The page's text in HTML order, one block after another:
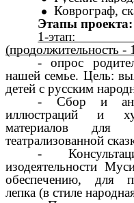
Коврограф,
Этапы проекта:
1-этап:
(продолжительность -
- опрос
нашей семье. Цель:
детей с русским
- Сбор и
иллюстраций и
материалов для
театрализованной
-
изодеятельности
обеспечению, для
лепка (в стиле